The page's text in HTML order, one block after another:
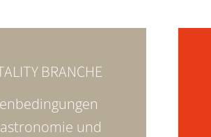
BRANCHE
und